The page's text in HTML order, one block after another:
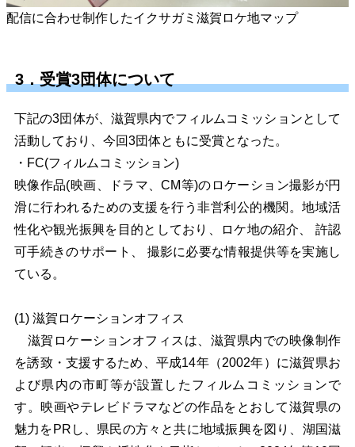
配信に合わせ制作したイクサガミ滋賀ロケ地マップ
3．受賞3団体について
下記の3団体が、滋賀県内でフィルムコミッションとして
活動しており、今回3団体ともに受賞となった。
・FC(フィルムコミッション)
映像作品(映画、ドラマ、CM等)のロケーション撮影が円
滑に行われるための支援を行う非営利公的機関。地域活
性化や観光振興を目的としており、ロケ地の紹介、 許認
可手続きのサポート、 撮影に必要な情報提供等を実施し
ている。
(1) 滋賀ロケーションオフィス
滋賀ロケーションオフィスは、滋賀県内での映像制作
を誘致・支援するため、平成14年（2002年）に滋賀県お
よび県内の市町等が設置したフィルムコミッションで
す。映画やテレビドラマなどの作品をとおして滋賀県の
魅力をPRし、県民の方々と共に地域振興を図り、湖国滋